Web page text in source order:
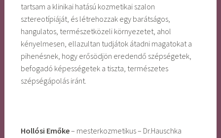
tartsam a klinikai hatású kozmetikai szalon
sztereotípiáját, és létrehozzak egy barátságos,
hangulatos, természetközeli környezetet, ahol
kényelmesen, ellazultan tudjátok átadni magatokat a
pihenésnek, hogy erősödjön eredendő szépségetek,
befogadó képességetek a tiszta, természetes
szépségápolás iránt.
Hollósi Emőke– mesterkozmetikus – Dr.Hauschka